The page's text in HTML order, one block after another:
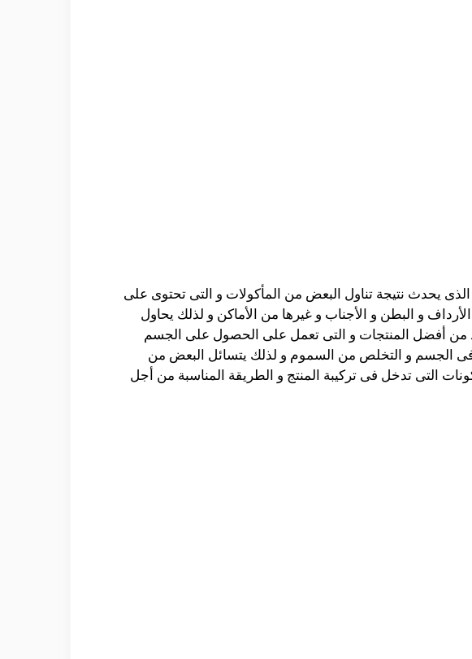
يحدث نتيجة تناول البعض من المأكولات و التى تحتوى على
و البطن و الأجناب و غيرها من الأماكن و لذلك يحاول
نهائى من خلال أستخدام كلين 9 و الذى يعد أنه واحد من أفضل المنتجات و التى تعمل على الحصول على الجسم
الجسم و التخلص من السموم و لذلك يتسائل البعض من
التى تدخل فى تركيبة المنتج و الطريقة المناسبة من أجل